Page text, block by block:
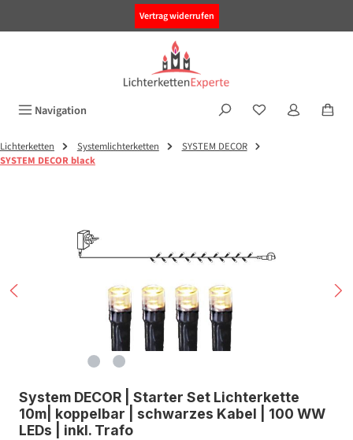
Vertrag widerrufen
Navigation
Lichterketten Systemlichterketten
SYSTEM DECOR
SYSTEM DECOR black
System DECOR | Starter Set Lichterkette
10m| koppelbar | schwarzes Kabel | 100 WW
LEDs | inkl. Trafo